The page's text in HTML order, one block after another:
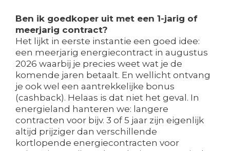
Ben ik goedkoper uit met een 1-jarig of
meerjarig contract?
Het lijkt in eerste instantie een goed idee:
een meerjarig energiecontract in augustus
2026 waarbij je precies weet wat je de
komende jaren betaalt. En wellicht ontvang
je ook wel een aantrekkelijke bonus
(cashback). Helaas is dat niet het geval. In
energieland hanteren we: langere
contracten voor bijv. 3 of 5 jaar zijn eigenlijk
altijd prijziger dan verschillende
kortlopende energiecontracten voor